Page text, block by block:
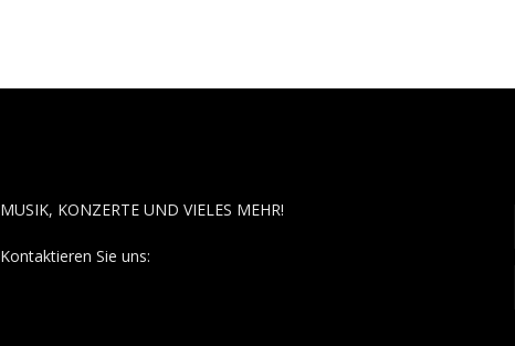
MUSIK, KONZERTE UND VIELES MEHR!
Kontaktieren Sie uns: